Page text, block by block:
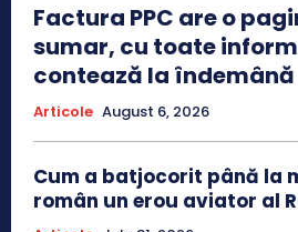
Factura PPC are o
sumar, cu toate
contează la îndemână
Articole August 6, 2026
Cum a batjocorit până la
român un erou aviator al